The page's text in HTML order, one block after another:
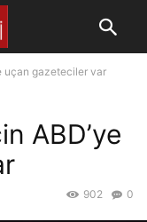
uçan gazeteciler var
ABD’ye
0
902